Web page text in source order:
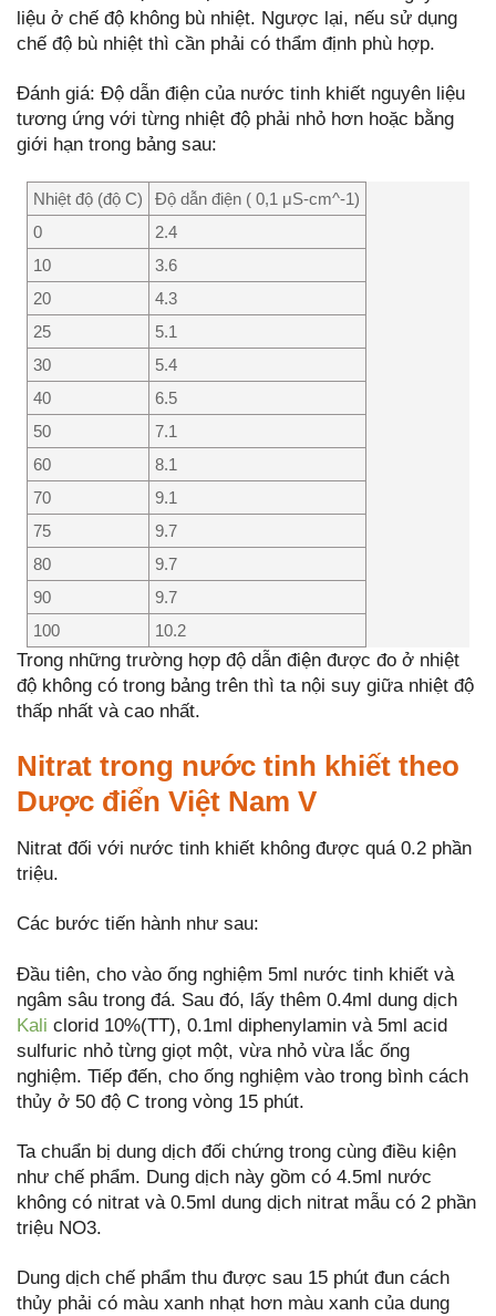
liệu ở chế độ không bù nhiệt. Ngược lại, nếu sử dụng
chế độ bù nhiệt thì cần phải có thẩm định phù hợp.
Đánh giá: Độ dẫn điện của nước tinh khiết nguyên liệu
tương ứng với từng nhiệt độ phải nhỏ hơn hoặc bằng
giới hạn trong bảng sau:
Nhiệt độ (độ C)
Độ dẫn điện ( 0,1 μS-cm^-1)
0
2.4
10
3.6
20
4.3
25
5.1
30
5.4
40
6.5
50
7.1
60
8.1
70
9.1
75
9.7
80
9.7
90
9.7
100
10.2
Trong những trường hợp độ dẫn điện được đo ở nhiệt
độ không có trong bảng trên thì ta nội suy giữa nhiệt độ
thấp nhất và cao nhất.
Nitrat trong nước tinh khiết theo
Dược điển Việt Nam V
Nitrat đối với nước tinh khiết không được quá 0.2 phần
triệu.
Các bước tiến hành như sau:
Đầu tiên, cho vào ống nghiệm 5ml nước tinh khiết và
ngâm sâu trong đá. Sau đó, lấy thêm 0.4ml dung dịch
Kali clorid 10%(TT), 0.1ml diphenylamin và 5ml acid
sulfuric nhỏ từng giọt một, vừa nhỏ vừa lắc ống
nghiệm. Tiếp đến, cho ống nghiệm vào trong bình cách
thủy ở 50 độ C trong vòng 15 phút.
Ta chuẩn bị dung dịch đối chứng trong cùng điều kiện
như chế phẩm. Dung dịch này gồm có 4.5ml nước
không có nitrat và 0.5ml dung dịch nitrat mẫu có 2 phần
triệu NO3.
Dung dịch chế phẩm thu được sau 15 phút đun cách
thủy phải có màu xanh nhạt hơn màu xanh của dung